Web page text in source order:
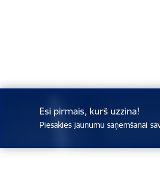
Esi pirmais, kurš uzzina!
Piesakies jaunumu saņemšanai